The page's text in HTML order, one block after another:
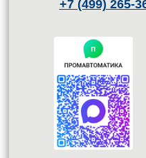
+7 (499) 265-